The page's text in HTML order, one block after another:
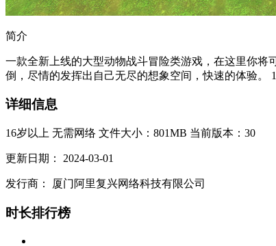
简介
一款全新上线的大型动物战斗冒险类游戏，在这里你
倒，尽情的发挥出自己无尽的想象空间，快速的体验。
详细信息
16岁以上 无需网络 文件大小：801MB 当前版本：30
更新日期： 2024-03-01
发行商： 厦门阿里复兴网络科技有限公司
时长排行榜